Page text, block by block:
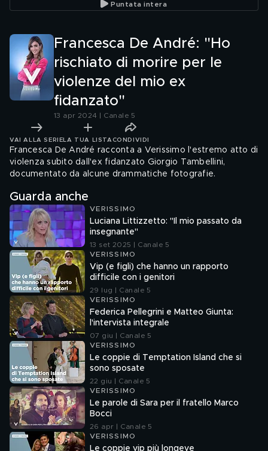
Uomini e Donne"
Puntata intera
Francesca De André: "Ho
rischiato di morire per le
violenze del mio ex
fidanzato"
13 apr 2024 | Canale 5
VAI ALLA SERIE LA TUA LISTA CONDIVIDI
Francesca De André racconta a Verissimo l'estremo atto di
violenza subito dall'ex fidanzato Giorgio Tambellini,
documentato da alcune drammatiche fotografie.
Guarda anche
VERISSIMO
Luciana Littizzetto: "Il mio passato da
insegnante"
13 set 2025 | Canale 5
VERISSIMO
Vip (e figli) che hanno un rapporto
difficile con i genitori
29 lug | Canale 5
VERISSIMO
Federica Pellegrini e Matteo Giunta:
l'intervista integrale
07 giu | Canale 5
VERISSIMO
Le coppie di Temptation Island che si
sono sposate
22 giu | Canale 5
VERISSIMO
Le parole di Sara per il fratello Marco
Bocci
26 apr | Canale 5
VERISSIMO
Le coppie vip più longeve